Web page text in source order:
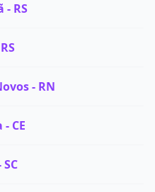
- RS
- RN
CE